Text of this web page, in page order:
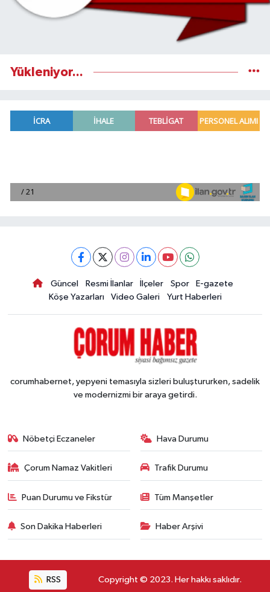
Yükleniyor...
Güncel Resmi İlanlar İlçeler Spor
E-gazete
Köşe Yazarları
Video Galeri Yurt Haberleri
corumhabernet, yepyeni temasıyla sizleri buluştururken, sadelik
ve modernizmi bir araya getirdi.
Nöbetçi Eczaneler Hava Durumu
Çorum Namaz Vakitleri Trafik Durumu
Puan Durumu ve Fikstür Tüm Manşetler
Son Dakika Haberleri Haber Arşivi
RSS Copyright © 2023. Her hakkı saklıdır.